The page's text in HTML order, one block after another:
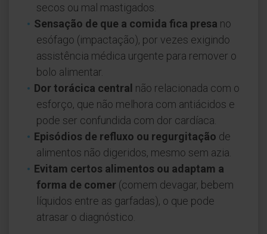
secos ou mal mastigados.
Sensação de que a comida fica presa no
esófago (impactação), por vezes exigindo
assistência médica urgente para remover o
bolo alimentar.
Dor torácica central não relacionada com o
esforço, que não melhora com antiácidos e
pode ser confundida com dor cardíaca.
Episódios de refluxo ou regurgitação de
alimentos não digeridos, mesmo sem azia.
Evitam certos alimentos ou adaptam a
forma de comer (comem devagar, bebem
líquidos entre as garfadas), o que pode
atrasar o diagnóstico.